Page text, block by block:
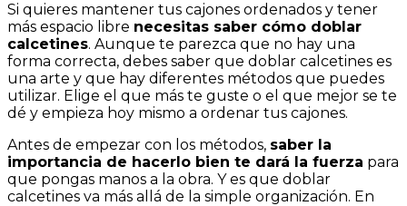
doblar
calcetines,
diferentes
métodos
Si quieres mantener tus cajones ordenados y tener
más espacio libre necesitas saber cómo doblar
calcetines. Aunque te parezca que no hay una
forma correcta, debes saber que doblar calcetines es
una arte y que hay diferentes métodos que puedes
utilizar. Elige el que más te guste o el que mejor se te
dé y empieza hoy mismo a ordenar tus cajones.
Antes de empezar con los métodos, saber la
importancia de hacerlo bien te dará la fuerza para
que pongas manos a la obra. Y es que doblar
calcetines va más allá de la simple organización. En